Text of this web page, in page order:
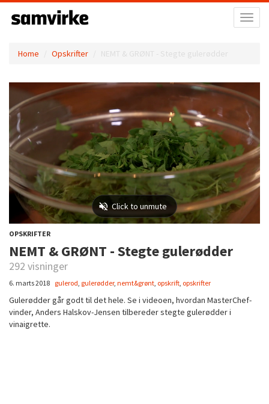
Home Opskrifter NEMT & GRØNT - Stegte gulerødder
OPSKRIFTER
NEMT & GRØNT - Stegte gulerødder
292 visninger
6. marts 2018 gulerod, gulerødder, nemt&grønt, opskrift, opskrifter
Gulerødder går godt til det hele. Se i videoen, hvordan MasterChef-
vinder, Anders Halskov-Jensen tilbereder stegte gulerødder i
vinaigrette.